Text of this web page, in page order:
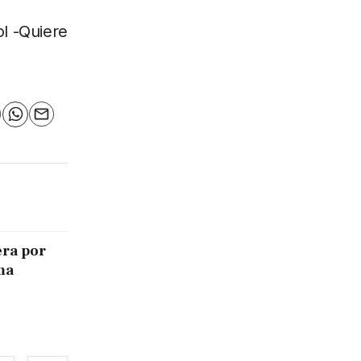
-Quiere
WhatsApp
Email
por